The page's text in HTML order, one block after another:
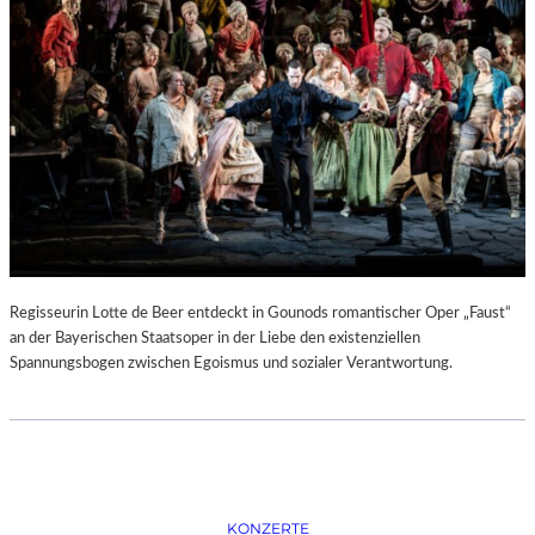
–
K
Ü
N
S
T
L
E
R
,
T
M
Regisseurin Lotte de Beer entdeckt in Gounods romantischer Oper „Faust“
an der Bayerischen Staatsoper in der Liebe den existenziellen
Spannungsbogen zwischen Egoismus und sozialer Verantwortung.
KONZERTE